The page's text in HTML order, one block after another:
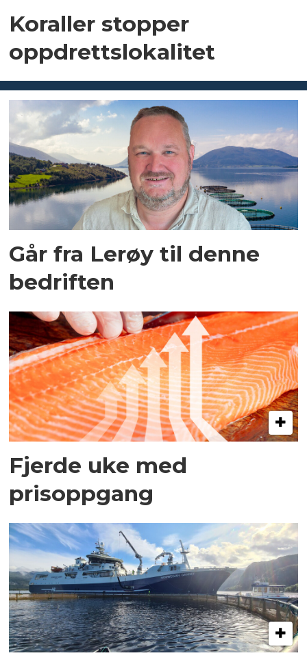
Koraller stopper
oppdrettslokalitet
Går fra Lerøy til denne
bedriften
Fjerde uke med
prisoppgang